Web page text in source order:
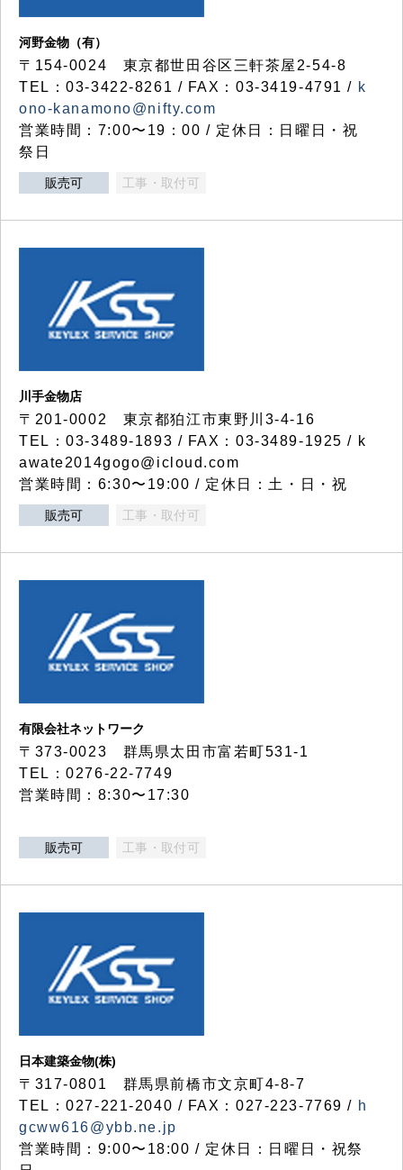
河野金物（有）
〒154-0024 東京都世田谷区三軒茶屋2-54-8
TEL：03-3422-8261 / FAX：03-3419-4791 / k
ono-kanamono@nifty.com
営業時間：7:00〜19：00 / 定休日：日曜日・祝
祭日
販売可 工事・取付可
川手金物店
〒201-0002 東京都狛江市東野川3-4-16
TEL：03-3489-1893 / FAX：03-3489-1925 / k
awate2014gogo@icloud.com
営業時間：6:30〜19:00 / 定休日：土・日・祝
販売可 工事・取付可
有限会社ネットワーク
〒373-0023 群馬県太田市富若町531-1
TEL：0276-22-7749
営業時間：8:30〜17:30
販売可 工事・取付可
日本建築金物(株)
〒317‐0801 群馬県前橋市文京町4-8-7
TEL：027-221-2040 / FAX：027-223-7769 / h
gcww616@ybb.ne.jp
営業時間：9:00〜18:00 / 定休日：日曜日・祝祭